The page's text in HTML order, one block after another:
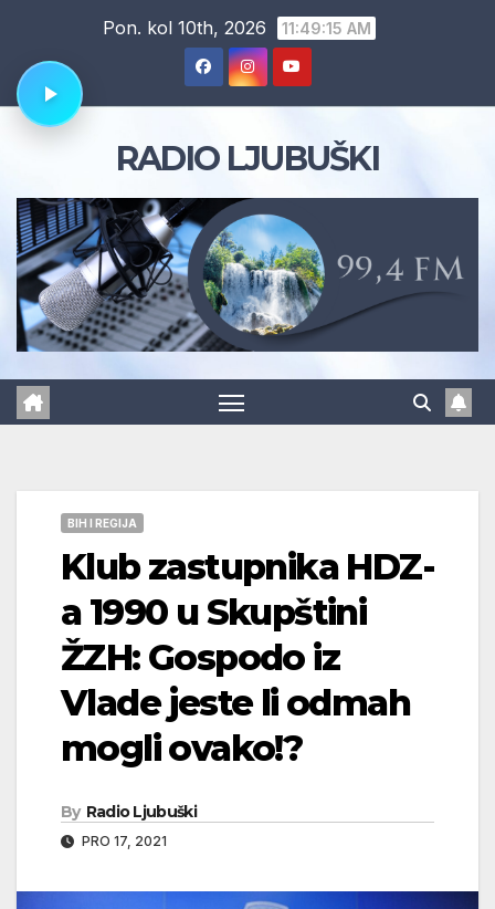
content
Pon. kol 10th, 2026 11:49:15 AM
RADIO LJUBUŠKI
BIH I REGIJA
Klub zastupnika HDZ-
a 1990 u Skupštini
ŽZH: Gospodo iz
Vlade jeste li odmah
mogli ovako!?
By Radio Ljubuški
PRO 17, 2021